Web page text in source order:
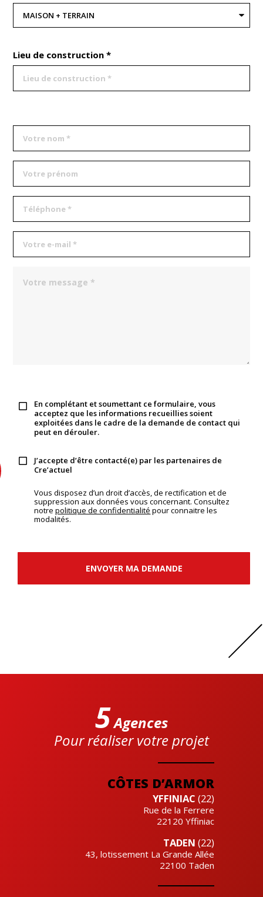
Lieu de construction *
En complétant et soumettant ce formulaire, vous
acceptez que les informations recueillies soient
exploitées dans le cadre de la demande de contact qui
peut en dérouler.
J’accepte d’être contacté(e) par les partenaires de
Cre’actuel
Vous disposez d’un droit d’accès, de rectification et de
suppression aux données vous concernant. Consultez
notrepolitique de confidentialité pour connaitre les
modalités.
ENVOYER MA DEMANDE
CÔTES D’ARMOR
YFFINIAC (22)
Rue de la Ferrere
22120 Yffiniac
TADEN (22)
43, lotissement La Grande Allée
22100 Taden
5Agences
Pour réaliser votre projet